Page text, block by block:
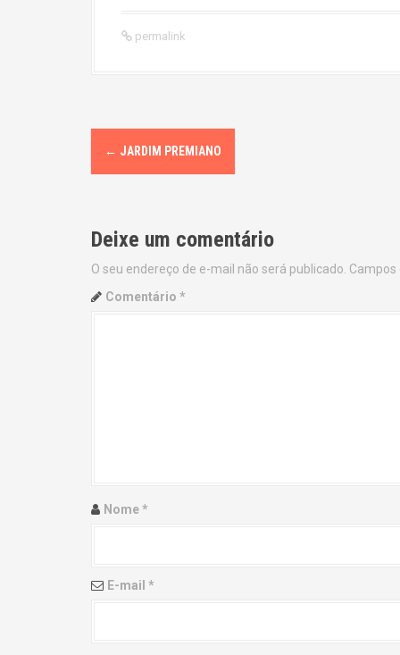
permalink
P
o
t
n
n
← JARDIM PREMIANO
Deixe um comentário
O seu endereço de e-mail não será publicado.
Comentário *
Nome*
E-mail *